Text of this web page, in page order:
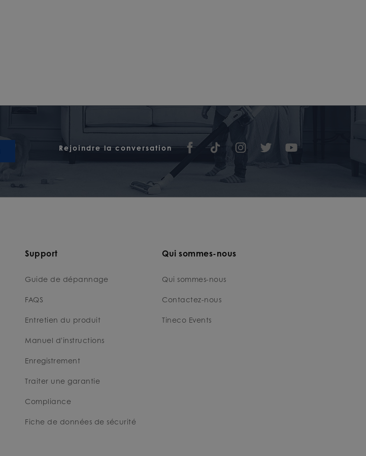
Rejoindre la conversation
Support
Guide de dépannage
FAQS
Entretien du produit
Manuel d'instructions
Enregistrement
Traiter une garantie
Compliance
Fiche de données de sécurité
Qui sommes-nous
Qui sommes-nous
Contactez-nous
Tineco Events